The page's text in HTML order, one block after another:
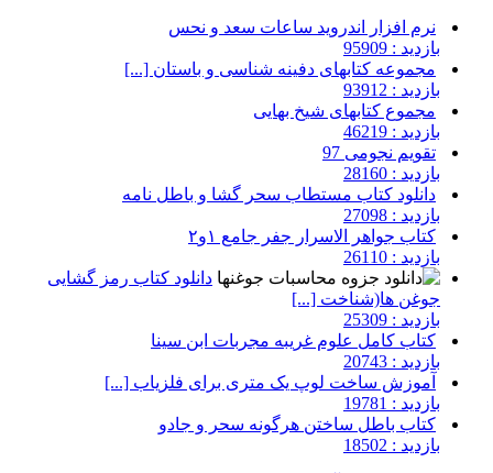
نرم افزار اندروید ساعات سعد و نحس
بازدید : 95909
مجموعه کتابهای دفینه شناسی و باستان [...]
بازدید : 93912
مجموع کتابهای شیخ بهایی
بازدید : 46219
تقویم نجومی 97
بازدید : 28160
دانلود کتاب مستطاب سحر گشا و باطل نامه
بازدید : 27098
کتاب جواهر الاسرار جفر جامع ۱و۲
بازدید : 26110
دانلود کتاب رمز گشایی
جوغن ها(شناخت [...]
بازدید : 25309
کتاب کامل علوم غریبه مجربات ابن سینا
بازدید : 20743
آموزش ساخت لوپ یک متری برای فلزیاب [...]
بازدید : 19781
کتاب باطل ساختن هرگونه سحر و جادو
بازدید : 18502